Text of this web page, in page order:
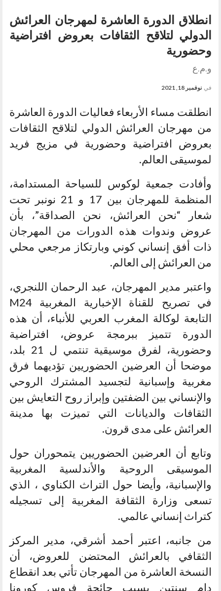
انطلاق الدورة العاشرة لمهرجان العرائش
الدولي لتلاقح الثقافات بعروض افتراضية
وحضورية
و.م.ع
في نوفمبر 18, 2021
انطلقت مساء الأربعاء فعاليات الدورة العاشرة
من مهرجان العرائش الدولي لتلاقح الثقافات
بعروض افتراضية وحضورية في مزيج فريد
لموسيقى العالم.
وأفادت جمعية لوكوس للسياحة المستدامة،
المنظمة للمهرجان بين 17 و 21 نونبر تحت
شعار “نحن العرائش، نحن الصداقة”، بأن
عروض وندوات هذه الدورات من المهرجان
ذات أفق إنساني كوني وبارتكاز مرجعي محلي
من العرائش إلى العالم.
واعتبر مدير المهرجان، عبد الرحمان اللنجري،
في تصريح للقناة الإخبارية المغربية M24
التابعة لوكالة المغرب العربي للأنباء، أن هذه
الدورة تتميز ببرمجة عروض، افتراضية
وحضورية، لفرق موسيقية تنتمي ل 21 بلد،
موضحا أن العرضين الحضوريين تؤديهما فرق
مغربية وإسبانية لتجسيد المشترك الروحي
والإنساني بين الضفتين وإبراز روح التعايش بين
الثقافات والديانات التي تميزت بها مدينة
العرائش على مدى قرون.
وتابع أن العرضين الحضوريين يتمحوران حول
الموسيقى الروحية والأندلسية المغربية
والإسبانية، وأيضا حول التراث الكناوي ، الذي
تسعى وزارة الثقافة المغربية إلى تسجيله
كتراث إنساني عالمي.
من جانبه، اعتبر أحمد أشرقي، مدير المركز
الثقافي بالعرائش المحتضن للعروض، أن
النسخة العاشرة من المهرجان تأتي بعد انقطاع
دام سنتين بسبب جائحة فروس كورونا